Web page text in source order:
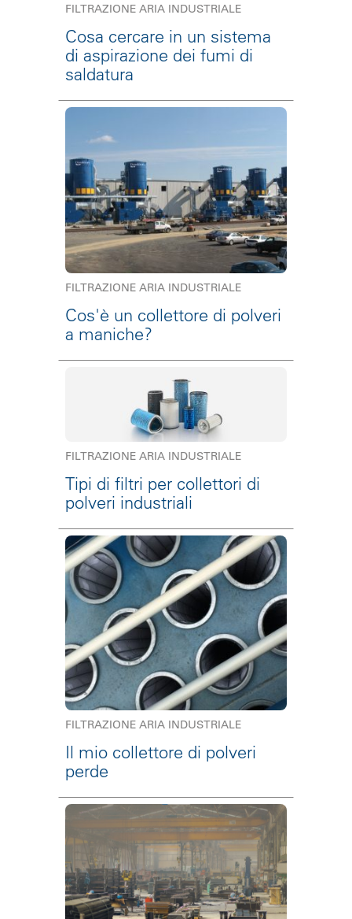
FILTRAZIONE ARIA INDUSTRIALE
Cosa cercare in un sistema
di aspirazione dei fumi di
saldatura
FILTRAZIONE ARIA INDUSTRIALE
Cos'è un collettore di polveri
a maniche?
FILTRAZIONE ARIA INDUSTRIALE
Tipi di filtri per collettori di
polveri industriali
FILTRAZIONE ARIA INDUSTRIALE
Il mio collettore di polveri
perde